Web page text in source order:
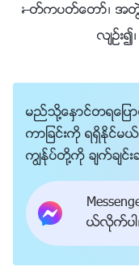
—ႏႈတ္ကပတ္ေတာ္၊ အတ
လ်ဥ္း၍
မည္သို႔ေႏွာင္တရေျ
ကာျခင္းကို ရရွိႏိုင္
ကြၽန္ုပ္တို႔ကို ခ်က္ခ်င္
ယ္လိုက္ပါ